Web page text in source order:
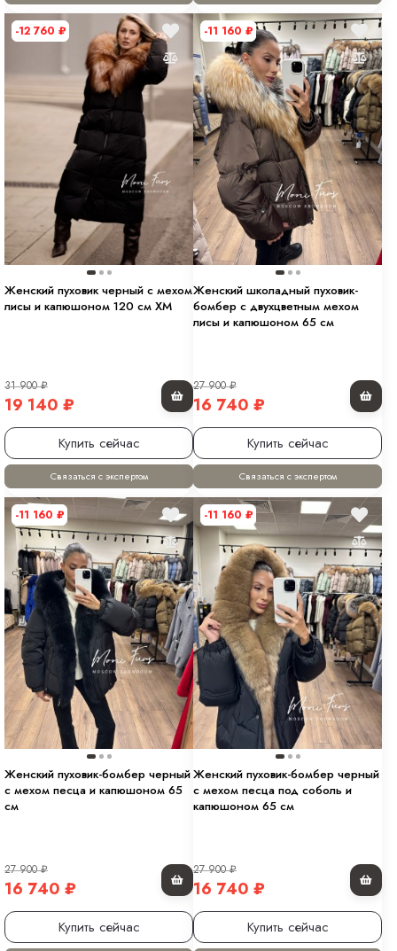
-12 760 ₽
Женский пуховик черный с мехом
лисы и капюшоном 120 см XM
31 900₽
19 140 ₽
Купить сейчас
Связаться с экспертом
-11 160 ₽
Женский школадный пуховик-
бомбер с двухцветным мехом
лисы и капюшоном 65 см
27 900₽
16 740 ₽
Купить сейчас
Связаться с экспертом
-11 160 ₽
Женский пуховик-бомбер черный
с мехом песца и капюшоном 65
см
27 900₽
16 740 ₽
Купить сейчас
-11 160 ₽
Женский пуховик-бомбер черный
с мехом песца под соболь и
капюшоном 65 см
27 900₽
16 740 ₽
Купить сейчас